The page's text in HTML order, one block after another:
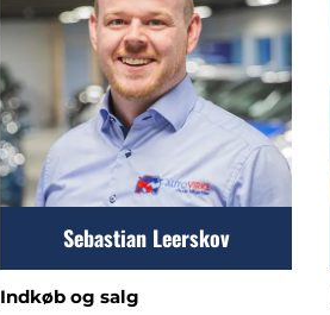
Sebastian Leerskov
Indkøb og salg